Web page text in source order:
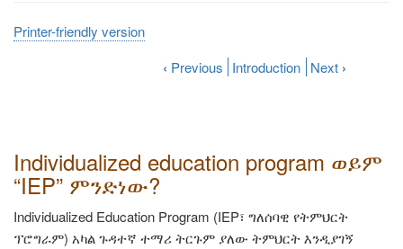
Individualized education program ወይም
“IEP” ምንድነው?
Individualized Education Program (IEP፣ ግለሰባዊ የትምህርት
ፕሮግራም) አካል ጉዳተኛ ተማሪ ትርጉም ያለው ትምህርት እንዲያገኝ
Printer-friendly version
‹ Previous Introduction Next ›